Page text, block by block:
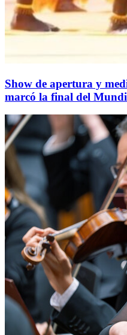
Show de apertura y
marcó la final del